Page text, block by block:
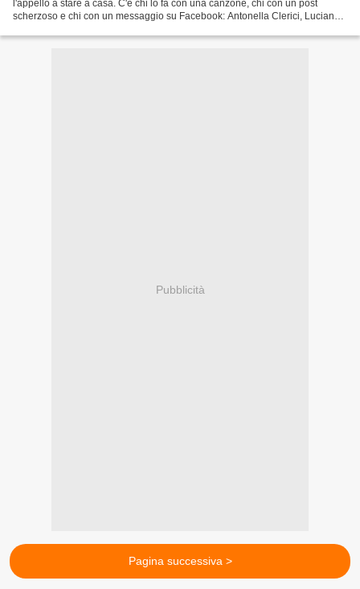
l'appello a stare a casa. C'è chi lo fa con una canzone, chi con un post
scherzoso e chi con un messaggio su Facebook: Antonella Clerici, Luciano
Pubblicità
Pagina successiva >